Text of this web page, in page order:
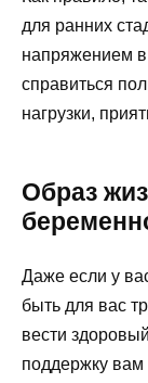
для ранних
напряжением
справиться
нагрузки,
Образ
Даже если у
быть для вас
вести
поддержку